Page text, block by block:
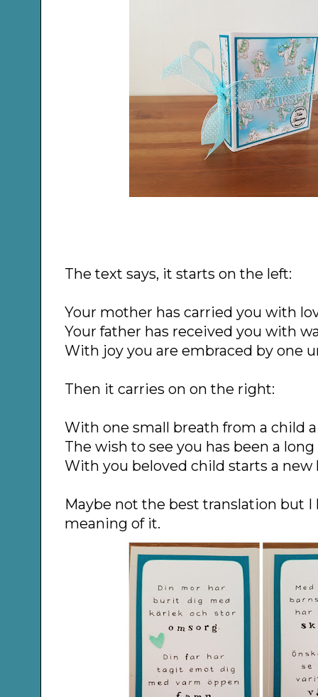
The text says, it starts on the left:
Your mother has carried you with
Your father has received you with
With joy you are embraced by one
Then it carries on on the right:
With one small breath from a child
The wish to see you has been a
With you beloved child starts a new
Maybe not the best translation but
meaning of it.